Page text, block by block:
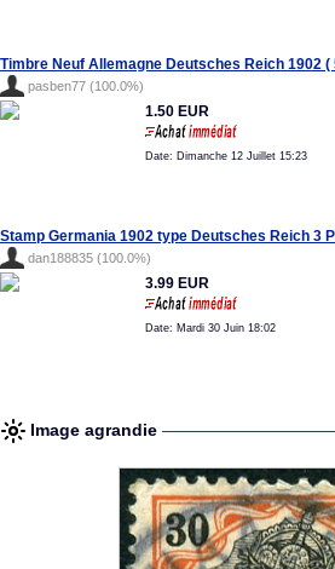
Timbre Neuf Allemagne Deutsches Reich 1902 (
pasben77 (100.0%)
1.50 EUR
Date: Dimanche 12 Juillet 15:23
Stamp Germania 1902 type Deutsches Reich 3
dan188835 (100.0%)
3.99 EUR
Date: Mardi 30 Juin 18:02
Image agrandie